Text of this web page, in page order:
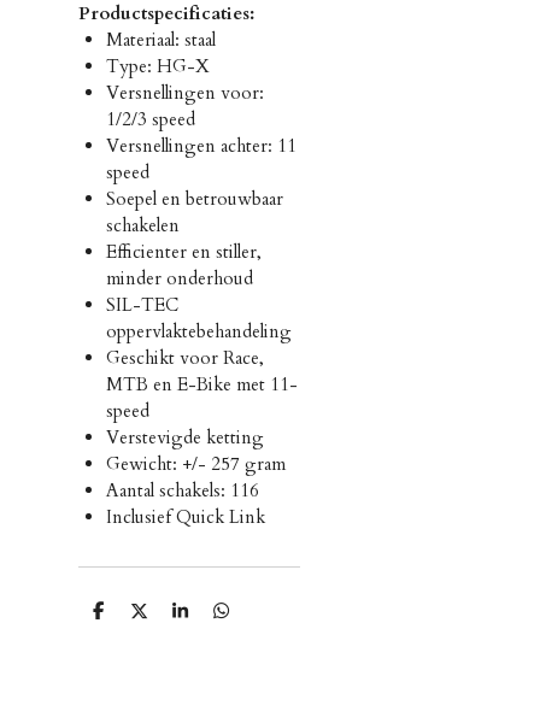
Productspecificaties:
Materiaal: staal
Type: HG-X
Versnellingen voor:
1/2/3 speed
Versnellingen achter: 11
speed
Soepel en betrouwbaar
schakelen
Efficienter en stiller,
minder onderhoud
SIL-TEC
oppervlaktebehandeling
Geschikt voor Race,
MTB en E-Bike met 11-
speed
Verstevigde ketting
Gewicht: +/- 257 gram
Aantal schakels: 116
Inclusief Quick Link
D
D
S
D